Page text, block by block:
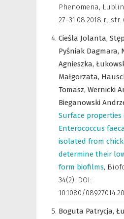
Phenomena,
27–31.08.2018 r., str.
Cieśla Jolanta,
Pyśniak Dagmara,
Agnieszka,
Małgorzata,
Tomasz, Wernicki
Bieganowski
Surface properties
Enterococcus
isolated from
determine their
form biofilms,
34(2); DOI:
10.1080/
Boguta Patrycja,